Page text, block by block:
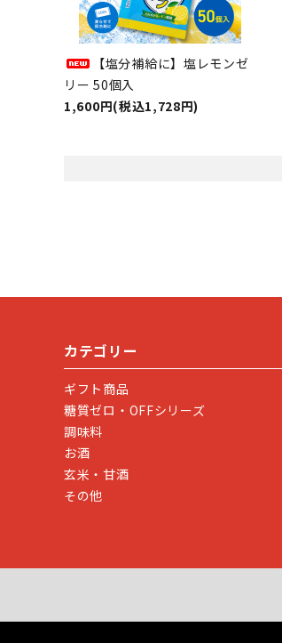
【塩分補給に】塩レモンゼ
リー 50個入
1,600円(税込1,728円)
カテゴリー
ギフト商品
糖質ゼロ・OFFシリーズ
調味料
お酒
玄米・甘酒
その他